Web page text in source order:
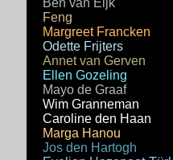
Ben van Eijk
Feng
Margreet Francken
Odette Frijters
Annet van Gerven
Ellen Gozeling
Mayo de Graaf
Wim Granneman
Caroline den Haan
Marga Hanou
Jos den Hartogh